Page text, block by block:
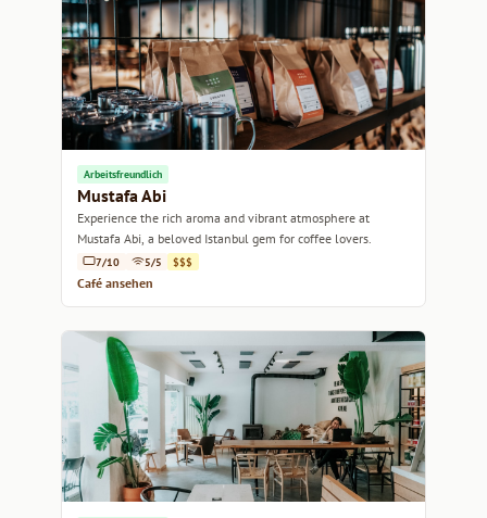
Arbeitsfreundlich
Mustafa Abi
Experience the rich aroma and vibrant atmosphere at
Mustafa Abi, a beloved Istanbul gem for coffee lovers.
7/10 5/5 $$$
Café ansehen